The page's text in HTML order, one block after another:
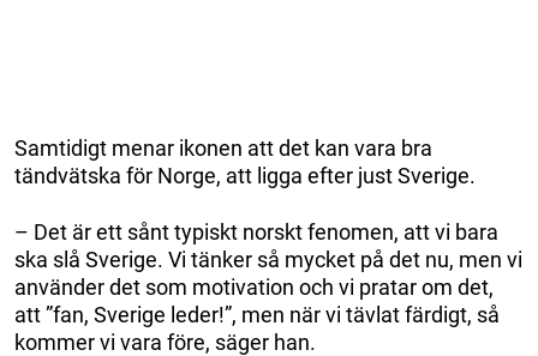
Samtidigt menar ikonen att det kan vara bra
tändvätska för Norge, att ligga efter just Sverige.
– Det är ett sånt typiskt norskt fenomen, att vi bara
ska slå Sverige. Vi tänker så mycket på det nu, men vi
använder det som motivation och vi pratar om det,
att ”fan, Sverige leder!”, men när vi tävlat färdigt, så
kommer vi vara före, säger han.